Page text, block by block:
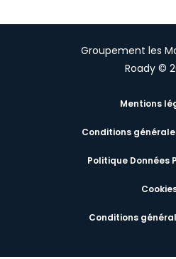
Groupement les
Roady ©
Mentions
Conditions
Politique Données
Conditions